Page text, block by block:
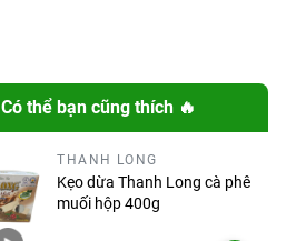
Có thể bạn cũng thích 🔥
THANH LONG
Kẹo dừa Thanh Long cà phê
muối hộp 400g